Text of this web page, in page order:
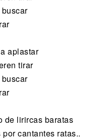
aplastar
tirar
de lirircas baratas
cantantes ratas..